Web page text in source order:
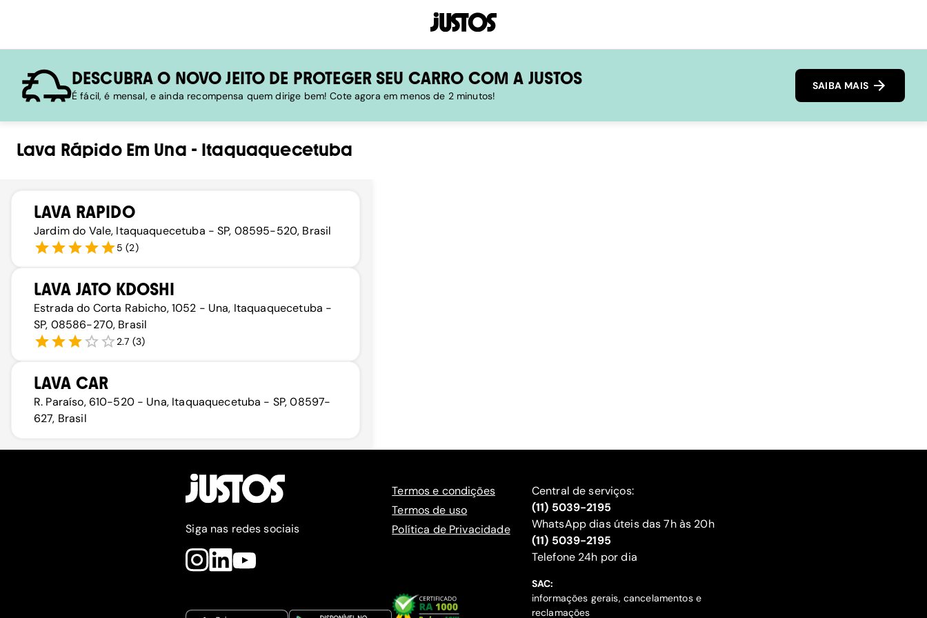
DESCUBRA O NOVO JEITO DE PROTEGER SEU CARRO COM A JUSTOS
É fácil, é mensal, e ainda recompensa quem dirige bem! Cote agora em menos de 2 minutos!
SAIBA MAIS
Lava RápidoEm Una - Itaquaquecetuba
LAVA RAPIDO
Jardim do Vale, Itaquaquecetuba - SP, 08595-520, Brasil
5 (2)
LAVA JATO KDOSHI
Estrada do Corta Rabicho, 1052 - Una, Itaquaquecetuba -
SP, 08586-270, Brasil
2.7 (3)
LAVA CAR
R. Paraíso, 610-520 - Una, Itaquaquecetuba - SP, 08597-
627, Brasil
Siga nas redes sociais
Termos e condições
Termos de uso
Política de Privacidade
Central de serviços:
(11) 5039-2195
WhatsApp dias úteis das 7h às 20h
(11) 5039-2195
‍Telefone 24h por dia
SAC:
informações gerais, cancelamentos e
reclamações